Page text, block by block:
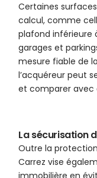
Certaines
calcul, comme
plafond inférieure
garages et
mesure fiable de
l’acquéreur peut
et comparer avec
La sécurisation
Outre la
Carrez vise